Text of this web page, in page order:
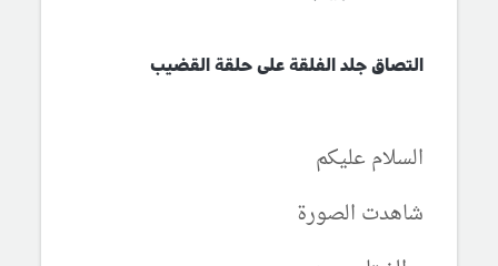
التصاق جلد الفلقة على حلقة القضيب
السلام عليكم
شاهدت الصورة